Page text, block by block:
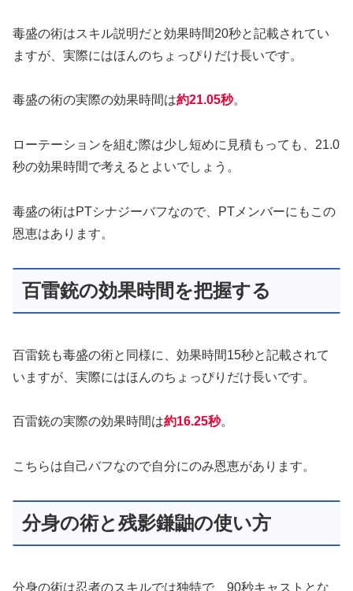
毒盛の術はスキル説明だと効果時間20秒と記載されてい
ますが、実際にはほんのちょっぴりだけ長いです。
毒盛の術の実際の効果時間は約21.05秒。
ローテーションを組む際は少し短めに見積もっても、21.0
秒の効果時間で考えるとよいでしょう。
毒盛の術はPTシナジーバフなので、PTメンバーにもこの
恩恵はあります。
百雷銃の効果時間を把握する
百雷銃も毒盛の術と同様に、効果時間15秒と記載されて
いますが、実際にはほんのちょっぴりだけ長いです。
百雷銃の実際の効果時間は約16.25秒。
こちらは自己バフなので自分にのみ恩恵があります。
分身の術と残影鎌鼬の使い方
分身の術は忍者のスキルでは独特で、90秒キャストとな